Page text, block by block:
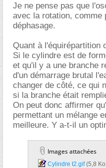
Je ne pense pas que
avec la rotation, comme
déphasage.
Quant à l'équirépartition
Si le cylindre est de
et qu'il y a une branche
d'un démarrage brutal
changer de côté, ce qui
si la branche était
On peut donc affirmer
permettant un mélange
meilleure. Y a-t-il un
Images attachées
Cylindre t2.gif‎ (5,8